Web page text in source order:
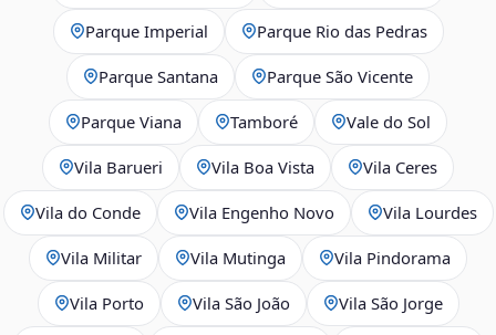
Parque Imperial Parque Rio das Pedras
Parque Santana Parque São Vicente
Parque Viana Tamboré Vale do Sol
Vila Barueri Vila Boa Vista Vila Ceres
Vila do Conde Vila Engenho Novo Vila Lourdes
Vila Militar Vila Mutinga Vila Pindorama
Vila Porto Vila São João Vila São Jorge